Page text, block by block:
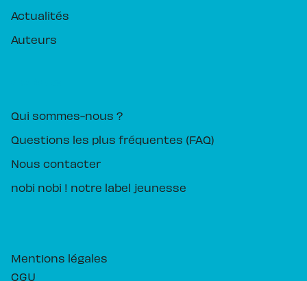
Actualités
Auteurs
Qui sommes-nous ?
Questions les plus fréquentes (FAQ)
Nous contacter
nobi nobi ! notre label jeunesse
Mentions légales
CGU